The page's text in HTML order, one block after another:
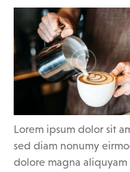
Lorem ipsum dolor sit
sed diam nonumy
dolore magna